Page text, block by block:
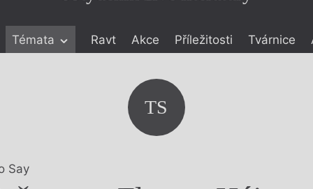
Témata Ravt Akce Příležitosti Tvárnice
TS
Say